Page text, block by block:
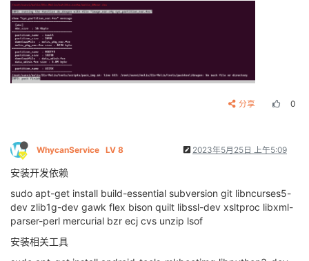
分享 0
WhycanService LV 8 2023年5月25日 上午5:09
安装开发依赖
sudo apt-get install build-essential subversion git libncurses5-
dev zlib1g-dev gawk flex bison quilt libssl-dev xsltproc libxml-
parser-perl mercurial bzr ecj cvs unzip lsof
安装相关工具